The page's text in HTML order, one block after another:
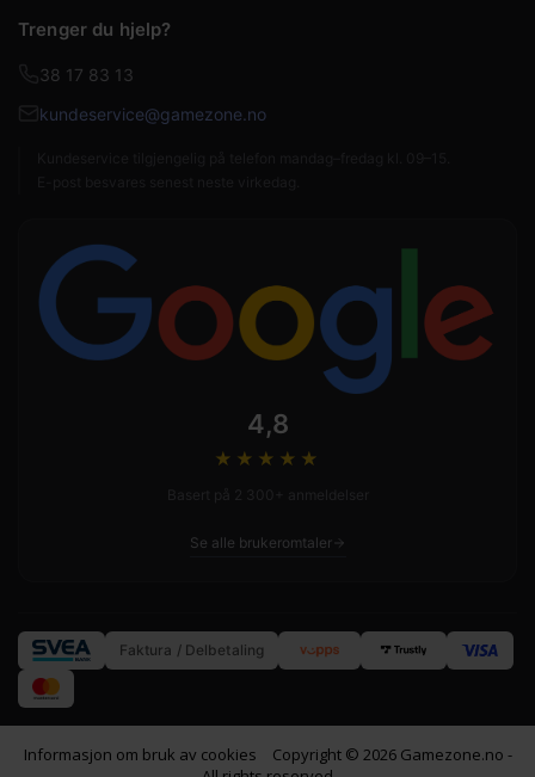
Trenger du hjelp?
38 17 83 13
kundeservice@gamezone.no
4,8
★★★★ ★
Se alle brukeromtaler
Faktura / Delbetaling
Informasjon om bruk av cookies
Copyright © 2026 Gamezone.no -